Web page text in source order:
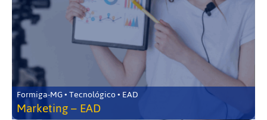
Formiga-MG • Tecnológico • EAD
Marketing – EAD